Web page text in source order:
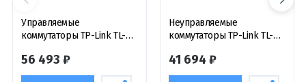
Управляемые
коммутаторы TP-Link TL-
гигабитный настольный
коммутатор
56 493 ₽
Неуправляемые
коммутаторы TP-Link TL-
гигабитный настольный
коммутатор
41 694 ₽